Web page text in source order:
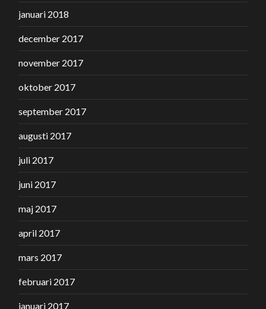
januari 2018
december 2017
november 2017
oktober 2017
september 2017
augusti 2017
juli 2017
juni 2017
maj 2017
april 2017
mars 2017
februari 2017
januari 2017